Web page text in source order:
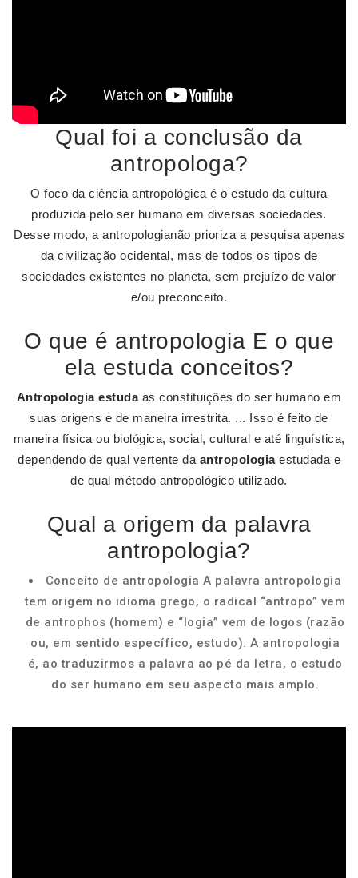
Qual foi a conclusão da
antropologa?
O foco da ciência antropológica é o estudo da cultura
produzida pelo ser humano em diversas sociedades.
Desse modo, a antropologianão prioriza a pesquisa apenas
da civilização ocidental, mas de todos os tipos de
sociedades existentes no planeta, sem prejuízo de valor
e/ou preconceito.
O que é antropologia E o que
ela estuda conceitos?
Antropologia estudaas constituições do ser humano em
suas origens e de maneira irrestrita. ... Isso é feito de
maneira física ou biológica, social, cultural e até linguística,
dependendo de qual vertente da antropologiaestudada e
de qual método antropológico utilizado.
Qual a origem da palavra
antropologia?
Conceito de antropologia A palavra antropologia
tem origem no idioma grego, o radical “antropo” vem
de antrophos (homem) e “logia” vem de logos (razão
ou, em sentido específico, estudo). A antropologia
é, ao traduzirmos a palavra ao pé da letra, o estudo
do ser humano em seu aspecto mais amplo.